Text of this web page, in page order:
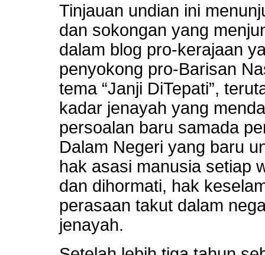
Tinjauan undian ini
dan sokongan yang
dalam blog pro-kerajaan
penyokong pro-Barisan
tema “Janji DiTepati”,
kadar jenayah yang
persoalan baru samada
Dalam Negeri yang baru
hak asasi manusia setiap
dan dihormati, hak
perasaan takut dalam
jenayah.